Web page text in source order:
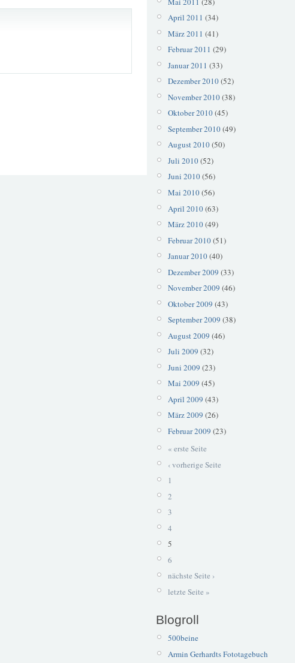
April 2011 (34)
März 2011 (41)
Februar 2011 (29)
Januar 2011 (33)
Dezember 2010(52)
November 2010(38)
Oktober 2010(45)
September 2010(49)
August 2010(50)
Juli 2010(52)
Juni 2010(56)
Mai 2010(56)
April 2010(63)
März 2010(49)
Februar 2010(51)
Januar 2010(40)
Dezember 2009 (33)
November 2009 (46)
Oktober 2009 (43)
September 2009 (38)
August 2009 (46)
Juli 2009 (32)
Juni 2009 (23)
Mai 2009 (45)
April 2009 (43)
März 2009 (26)
Februar 2009 (23)
« erste Seite
‹ vorherige Seite
1
2
3
4
5
6
nächste Seite ›
letzte Seite »
Blogroll
500beine
Armin Gerhardts Fototagebuch